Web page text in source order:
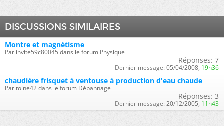
DISCUSSIONS SIMILAIRES
Montre et magnétisme
Par invite59c80045 dans le forum Physique
Réponses: 7
Dernier message: 05/04/2008, 19h36
chaudière frisquet à ventouse à production d'eau chaude
Par toine42 dans le forum Dépannage
Réponses: 3
Dernier message: 20/12/2005, 11h43